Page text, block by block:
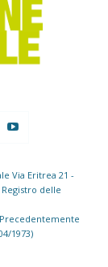
Via Eritrea 21 -
delle
1973)